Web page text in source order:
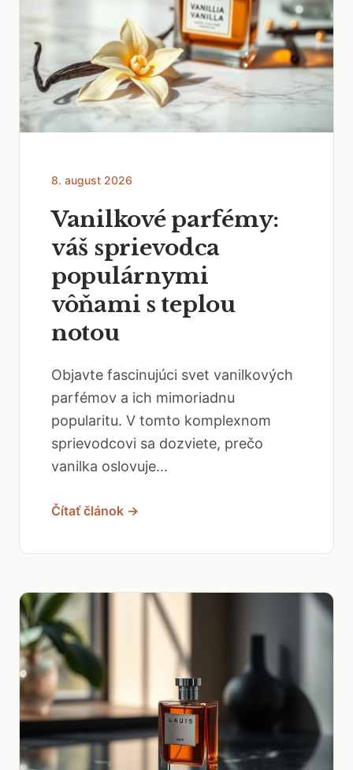
8. august 2026
Vanilkové parfémy:
váš sprievodca
populárnymi
vôňami s teplou
notou
Objavte fascinujúci svet vanilkových
parfémov a ich mimoriadnu
popularitu. V tomto komplexnom
sprievodcovi sa dozviete, prečo
vanilka oslovuje...
Čítať článok →